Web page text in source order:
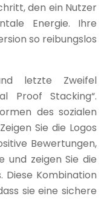
den ein Nutzer
Energie. Ihre
so reibungslos
letzte Zweifel
Proof Stacking“.
des sozialen
Sie die Logos
Bewertungen,
und zeigen Sie die
Diese Kombination
sie eine sichere